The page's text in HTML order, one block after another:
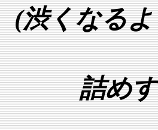
(渋くなる
詰め